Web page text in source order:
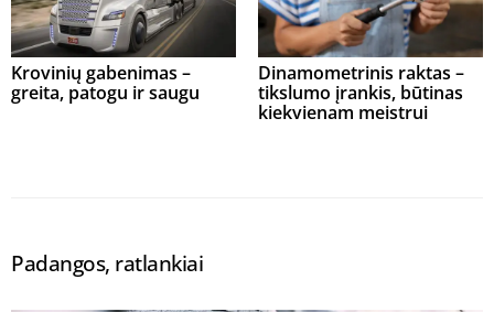
Krovinių gabenimas –
greita, patogu ir saugu
Dinamometrinis raktas –
tikslumo įrankis, būtinas
kiekvienam meistrui
Padangos, ratlankiai